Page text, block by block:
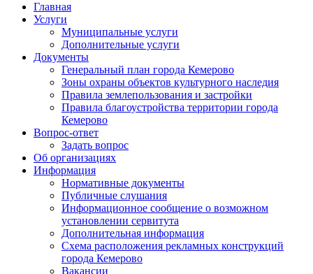
Главная
Услуги
Муниципальные услуги
Дополнительные услуги
Документы
Генеральный план города Кемерово
Зоны охраны объектов культурного наследия
Правила землепользования и застройки
Правила благоустройства территории города
Кемерово
Вопрос-ответ
Задать вопрос
Об организациях
Информация
Нормативные документы
Публичные слушания
Информационное сообщение о возможном
установлении сервитута
Дополнительная информация
Схема расположения рекламных конструкций
города Кемерово
Вакансии